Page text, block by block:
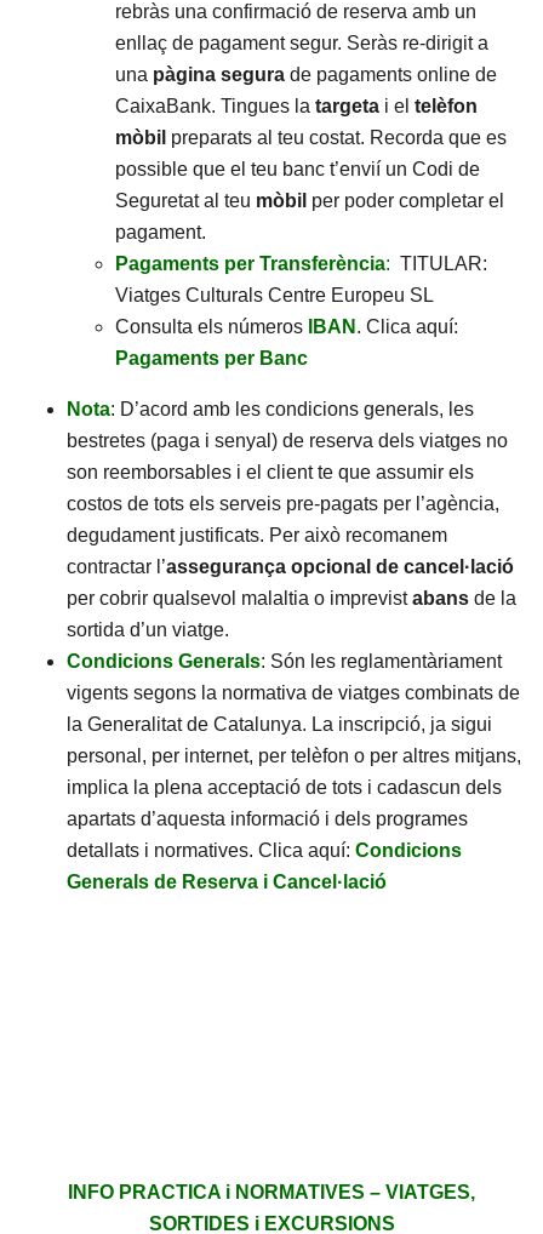
rebràs una confirmació de reserva amb un
enllaç de pagament segur. Seràs re-dirigit a
una pàgina segura de pagaments online de
CaixaBank. Tingues la targeta i el telèfon
mòbil preparats al teu costat. Recorda que es
possible que el teu banc t’envií un Codi de
Seguretat al teu mòbil per poder completar el
pagament.
Pagaments per Transferència: TITULAR:
Viatges Culturals Centre Europeu SL
Consulta els números
IBAN . Clica aquí:
Pagaments per Banc
Nota: D’acord amb les condicions generals, les
bestretes (paga i senyal) de reserva dels viatges no
son reemborsables i el client te que assumir els
costos de tots els serveis pre-pagats per l’agència,
degudament justificats. Per això recomanem
contractar l’assegurança opcional de cancel·lació
per cobrir qualsevol malaltia o imprevistabans de la
sortida d’un viatge.
Condicions Generals: Són les reglamentàriament
vigents segons la normativa de viatges combinats de
la Generalitat de Catalunya. La inscripció, ja sigui
personal, per internet, per telèfon o per altres mitjans,
implica la plena acceptació de tots i cadascun dels
apartats d’aquesta informació i dels programes
detallats i normatives. Clica aquí: Condicions
Generals de Reserva i Cancel·lació
INFO PRACTICA i NORMATIVES – VIATGES,
SORTIDES i EXCURSIONS